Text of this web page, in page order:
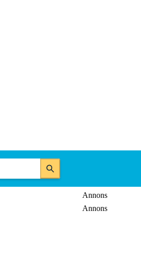
Annons
Annons